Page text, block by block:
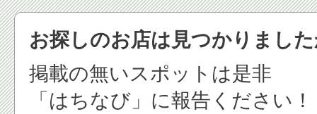
お探しのお店は見つかりまし
掲載の無いスポットは是非
「はちなび」に報告ください！